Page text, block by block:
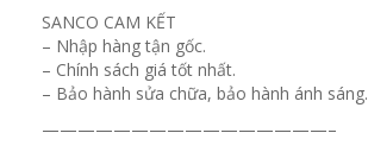
SANCO CAM KẾT
– Nhập hàng tận gốc.
– Chính sách giá tốt nhất.
– Bảo hành sửa chữa, bảo hành ánh sáng.
————————————————–